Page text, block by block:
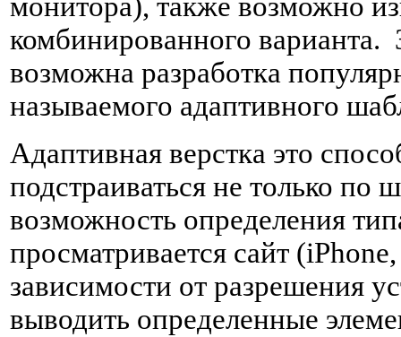
монитора), также возможно
комбинированного варианта.
возможна разработка
называемого адаптивного
Адаптивная верстка это
подстраиваться не только по
возможность определения
просматривается сайт
зависимости от разрешения
выводить определенные